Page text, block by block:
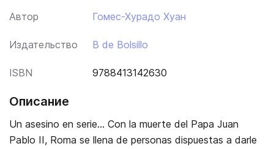
Автор Гомес-Хурадо Хуан
Издательство B de Bolsillo
ISBN 9788413142630
Описание
Un asesino en serie... Con la muerte del Papa Juan
Pablo II, Roma se llena de personas dispuestas a darle